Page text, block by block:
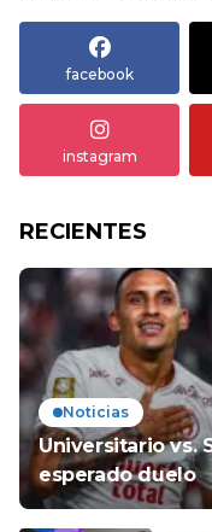
facebook
instagram
RECIENTES
Noticias
Universitario vs.
esperado duelo